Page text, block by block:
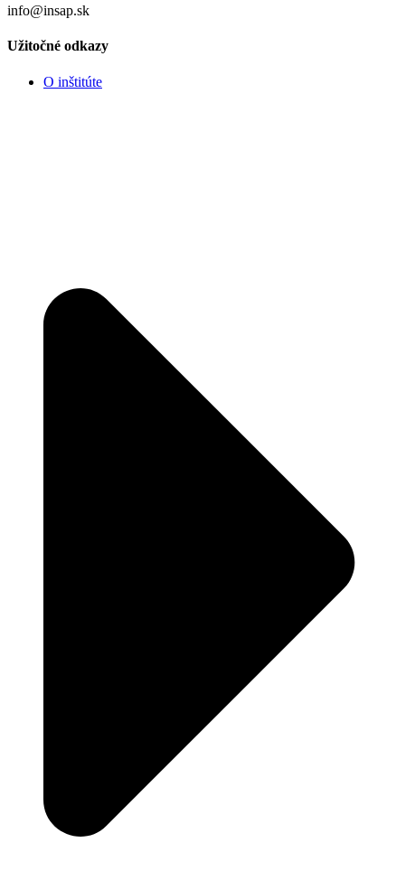
info@insap.sk
Užitočné odkazy
O inštitúte